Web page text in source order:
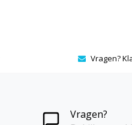
Vragen?
Vragen?